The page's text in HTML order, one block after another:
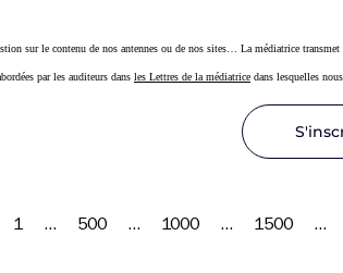
sur le contenu de nos antennes ou de nos sites… La médiatrice
par les auditeurs dans les Lettres de la médiatrice dans lesquelles
1 … 500 … 1000 … 1500 …